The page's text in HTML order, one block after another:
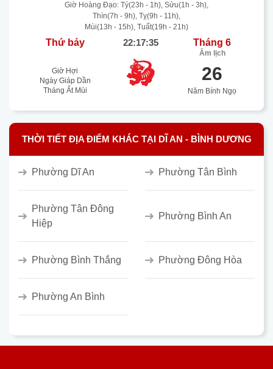
Giờ Hoàng Đạo: Tý(23h - 1h), Sửu(1h - 3h),
Thìn(7h - 9h), Tỵ(9h - 11h),
Mùi(13h - 15h), Tuất(19h - 21h)
Thứ bảy 22:17:36 Tháng 6
Âm lịch
Giờ Hợi
Ngày Giáp Dần
Tháng Ất Mùi
26
Năm Bính Ngọ
THỜI TIẾT ĐỊA ĐIỂM KHÁC TẠI DĨ AN - BÌNH DƯƠNG
Phường Dĩ An Phường Tân Bình
Phường Tân Đông
Hiệp
Phường Bình An
Phường Bình Thắng Phường Đông Hòa
Phường An Bình